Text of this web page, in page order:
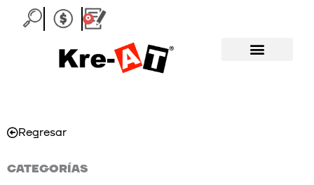
0
Carrito
Regresar
CATEGORÍAS